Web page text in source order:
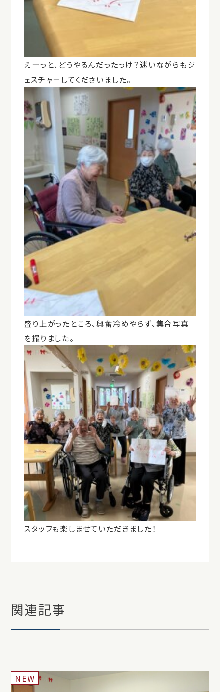
えーっと、どうやるんだったっけ？迷いながらもジ
ェスチャーしてくださいました。
盛り上がったところ、興奮冷めやらず、集合写真
を撮りました。
スタッフも楽しませていただきました！
関連記事
NEW